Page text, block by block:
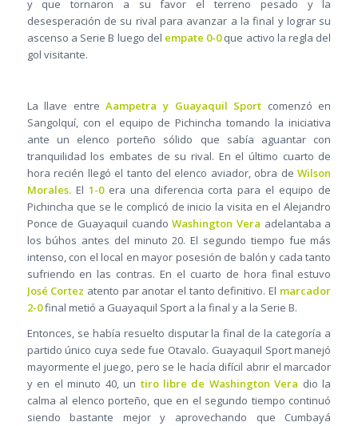
y que tornaron a su favor el terreno pesado y la
desesperación de su rival para avanzar a la final y lograr su
ascenso a Serie B luego del empate 0-0que activo la regla del
gol visitante.
La llave entreAampetra y Guayaquil Sport comenzó en
Sangolquí, con el equipo de Pichincha tomando la iniciativa
ante un elenco porteño sólido que sabía aguantar con
tranquilidad los embates de su rival. En el último cuarto de
hora recién llegó el tanto del elenco aviador, obra deWilson
Morales.El 1-0era una diferencia corta para el equipo de
Pichincha que se le complicó de inicio la visita en el Alejandro
Ponce de Guayaquil cuando Washington Vera adelantaba a
los búhos antes del minuto 20. El segundo tiempo fue más
intenso, con el local en mayor posesión de balón y cada tanto
sufriendo en las contras. En el cuarto de hora final estuvo
José Cortez atento par anotar el tanto definitivo. El marcador
2-0final metió a Guayaquil Sport a la final y a la Serie B.
Entonces, se había resuelto disputar la final de la categoría a
partido único cuya sede fue Otavalo. Guayaquil Sport manejó
mayormente el juego, pero se le hacía difícil abrir el marcador
y en el minuto 40, un tiro libre de Washington Vera dio la
calma al elenco porteño, que en el segundo tiempo continuó
siendo bastante mejor y aprovechando que Cumbayá